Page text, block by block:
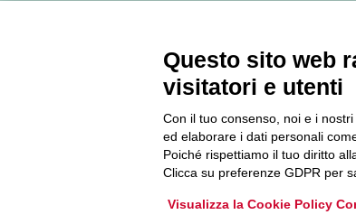
Newsletter
Informazioni per restare sempre aggiornati sul
mondo della cooperazione.
Questo sito web
visitatori e utenti
Con il tuo consenso, noi e i
ed elaborare i dati personali
Poiché rispettiamo il tuo diritto
Clicca su preferenze GDPR per
Visualizza la Cookie Policy